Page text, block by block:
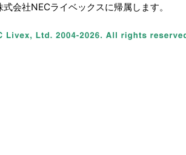
会社NECライベックスに帰属します。